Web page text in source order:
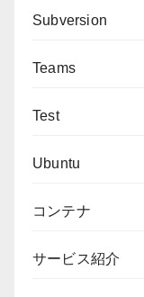
Subversion
Teams
Test
Ubuntu
コンテナ
サービス紹介